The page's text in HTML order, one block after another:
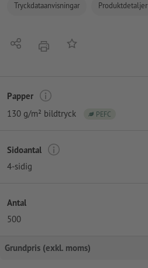
Tryckdataanvisningar Produktdetaljer
Dela erbjudandePå anteckningslistan
Papper
130 g/m² bildtryck
PEFC
Sidoantal
4-sidig
Antal
500
Grundpris (exkl. moms)